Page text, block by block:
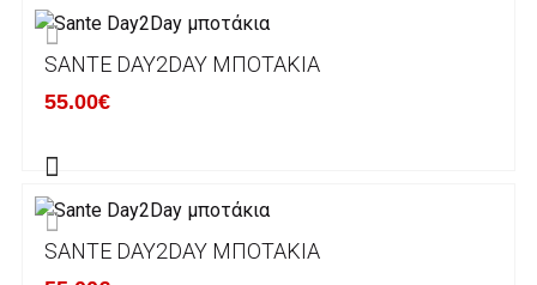
μεταφορικών 2€ για αγορές κάτω των 50€
Τα προϊόντα που παραγγέλνει ο χρήστης μέσω
του ηλεκτρονικού καταστήματος lablanca.gr
Χρόνος Διεκπεραίωσης Παραγγελιών:
SANTE DAY2DAY ΜΠΟΤΆΚΙΑ
55.00€
SANTE DAY2DAY ΜΠΟΤΆΚΙΑ